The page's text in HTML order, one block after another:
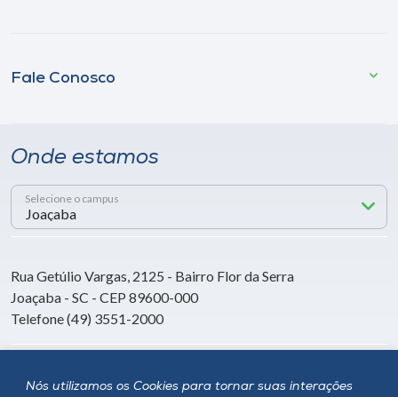
Nós utilizamos os Cookies para tornar suas interações
Fale Conosco
Onde estamos
Selecione o campus
Rua Getúlio Vargas, 2125 - Bairro Flor da Serra
Joaçaba - SC - CEP 89600-000
Telefone (49) 3551-2000
Siga a Unoesc